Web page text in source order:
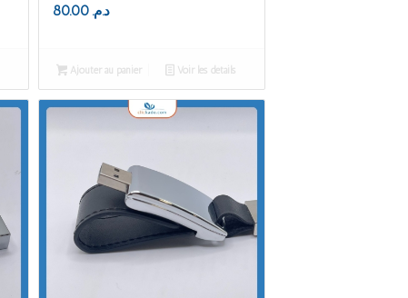
د.م. 80.00
Ajouter au panier Voir les détails